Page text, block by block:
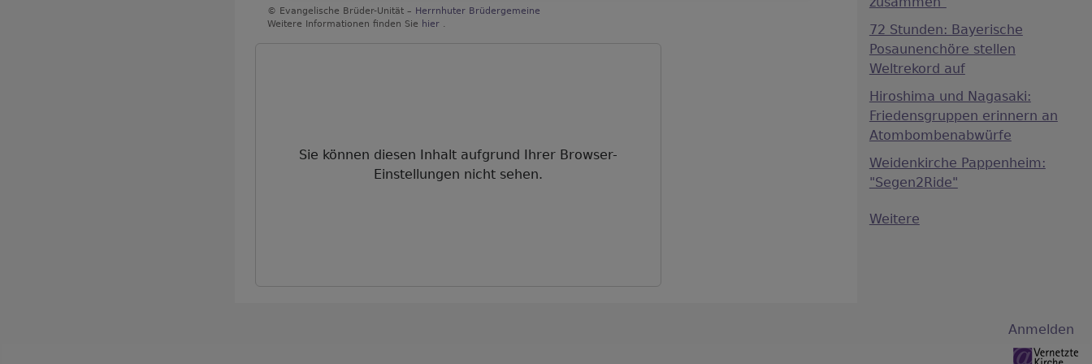
© Evangelische Brüder-Unität – Herrnhuter Brüdergemeine
Weitere Informationen finden Sie hier .
Sie können diesen Inhalt aufgrund Ihrer Browser-
Einstellungen nicht sehen.
72 Stunden: Bayerische
Posaunenchöre stellen
Weltrekord auf
Hiroshima und Nagasaki:
Friedensgruppen erinnern an
Atombombenabwürfe
Weidenkirche Pappenheim:
"Segen2Ride"
Weitere
Anmelden